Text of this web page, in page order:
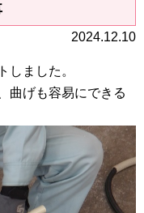
2024.12.10
しました。
曲げも容易にできる